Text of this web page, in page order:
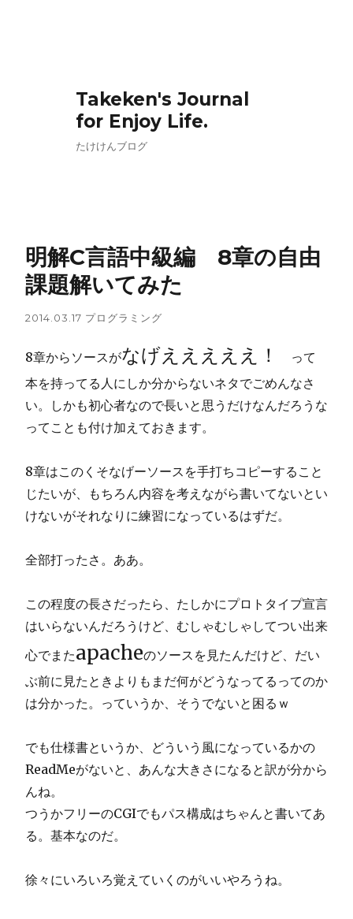
Takeken's Journal
for Enjoy Life.
たけけんブログ
明解C言語中級編 8章の自由
課題解いてみた
2014.03.17 プログラミング
8章からソースがなげえええええ！
って
本を持ってる人にしか分からないネタでごめんなさ
い。しかも初心者なので長いと思うだけなんだろうな
ってことも付け加えておきます。
8章はこのくそなげーソースを手打ちコピーすること
じたいが、もちろん内容を考えながら書いてないとい
けないがそれなりに練習になっているはずだ。
全部打ったさ。ああ。
この程度の長さだったら、たしかにプロトタイプ宣言
はいらないんだろうけど、むしゃむしゃしてつい出来
心でまたapacheのソースを見たんだけど、だい
ぶ前に見たときよりもまだ何がどうなってるってのか
は分かった。っていうか、そうでないと困るｗ
でも仕様書というか、どういう風になっているかの
ReadMeがないと、あんな大きさになると訳が分から
んね。
つうかフリーのCGIでもパス構成はちゃんと書いてあ
る。基本なのだ。
徐々にいろいろ覚えていくのがいいやろうね。